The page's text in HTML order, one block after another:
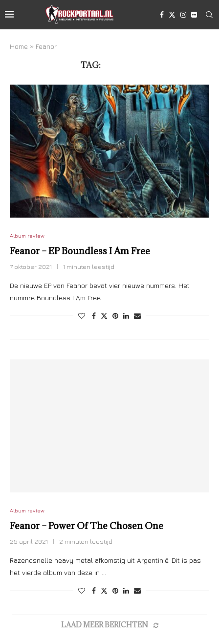
Home » Feanor
TAG:
Album review
Feanor – EP Boundless I Am Free
7 oktober 2021 1 minuten leestijd
De nieuwe EP van Feanor bevat vier nieuwe nummers. Het
nummre Boundless I Am Free …
Album review
Feanor – Power Of The Chosen One
25 april 2021 2 minuten leestijd
Razendsnelle heavy metal afkomstig uit Argentinië. Dit is pas
het vierde album van deze in …
LAAD MEER BERICHTEN